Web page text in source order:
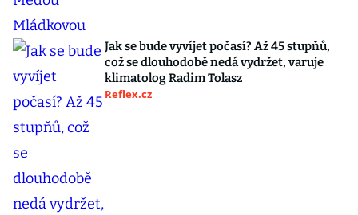
Jak se bude vyvíjet počasí? Až 45 stupňů,
což se dlouhodobě nedá vydržet, varuje
klimatolog Radim Tolasz
Reflex.cz